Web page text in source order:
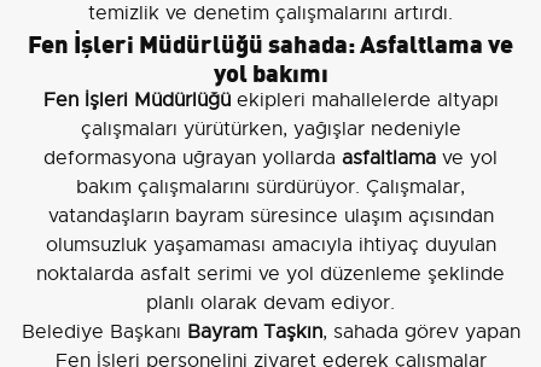
temizlik ve denetim çalışmalarını artırdı.
Fen İşleri Müdürlüğü sahada: Asfaltlama ve
yol bakımı
Fen İşleri Müdürlüğüekipleri mahallelerde altyapı
çalışmaları yürütürken, yağışlar nedeniyle
deformasyona uğrayan yollarda asfaltlama ve yol
bakım çalışmalarını sürdürüyor. Çalışmalar,
vatandaşların bayram süresince ulaşım açısından
olumsuzluk yaşamaması amacıyla ihtiyaç duyulan
noktalarda asfalt serimi ve yol düzenleme şeklinde
planlı olarak devam ediyor.
Belediye Başkanı Bayram Taşkın, sahada görev yapan
Fen İşleri personelini ziyaret ederek çalışmalar